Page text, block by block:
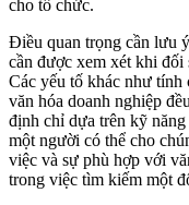
cho tổ chức.
Điều quan trọng cần lưu
cần được xem xét khi
Các yếu tố khác như tính
văn hóa doanh nghiệp
định chỉ dựa trên kỹ
một người có thể cho
việc và sự phù hợp với
trong việc tìm kiếm một